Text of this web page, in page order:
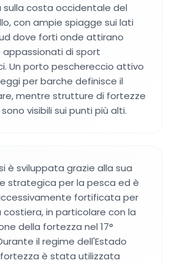
sulla costa occidentale del
con ampie spiagge sui lati
dove forti onde attirano
appassionati di sport
Un porto peschereccio attivo
per barche definisce il
mentre strutture di fortezze
visibili sui punti più alti.
è sviluppata grazie alla sua
strategica per la pesca ed è
fortificata per
costiera, in particolare con la
della fortezza nel 17°
il regime dell'Estado
fortezza è stata utilizzata